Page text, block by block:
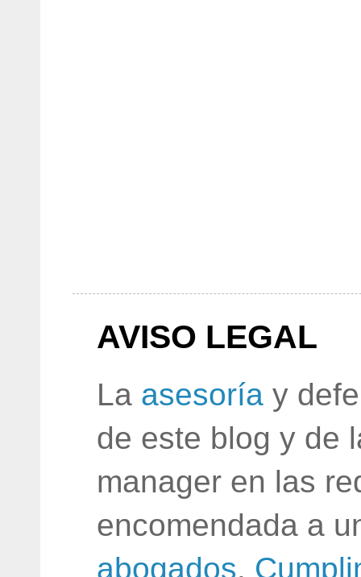
AVISO LEGAL
La asesoría y
de este blog y de
manager en las
encomendada a
abogados.